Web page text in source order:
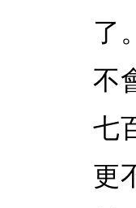
了
不
七
更